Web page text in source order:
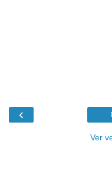
‹
Ver